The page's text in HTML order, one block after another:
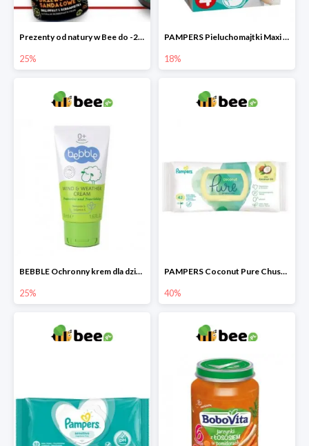
Prezenty od natury w Bee do -25%
25%
PAMPERS Pieluchomajtki Maxi Pants 4
18%
BEBBLE Ochronny krem dla dzieci Wiatr i chłód
25%
PAMPERS Coconut Pure Chusteczki nawilżające
40%